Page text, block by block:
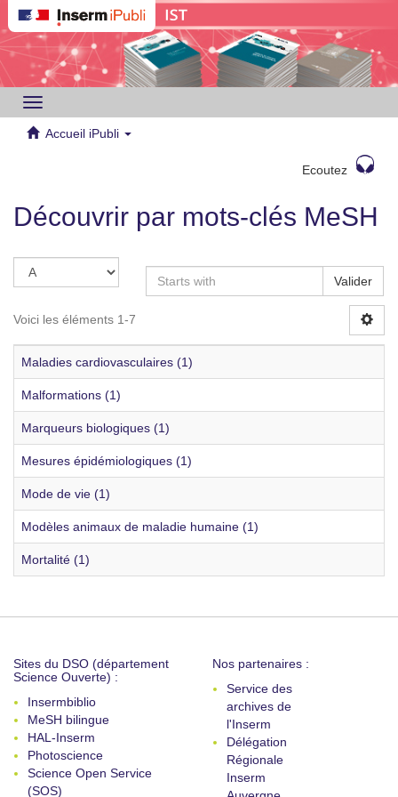
Toggle
navigation
Accueil iPubli
Ecoutez
Découvrir par mots-clés MeSH
Valider
Voici les éléments 1-7
Maladies cardiovasculaires (1)
Malformations (1)
Marqueurs biologiques (1)
Mesures épidémiologiques (1)
Mode de vie (1)
Modèles animaux de maladie humaine (1)
Mortalité (1)
Sites du DSO (département
Science Ouverte) :
Insermbiblio
MeSH bilingue
HAL-Inserm
Photoscience
Science Open Service
(SOS)
Nos partenaires :
Service des
archives de
l'Inserm
Délégation
Régionale
Inserm